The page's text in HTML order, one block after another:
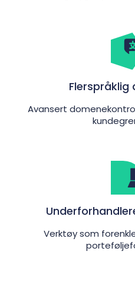
Flerspråklig
Avansert
Verktøy som